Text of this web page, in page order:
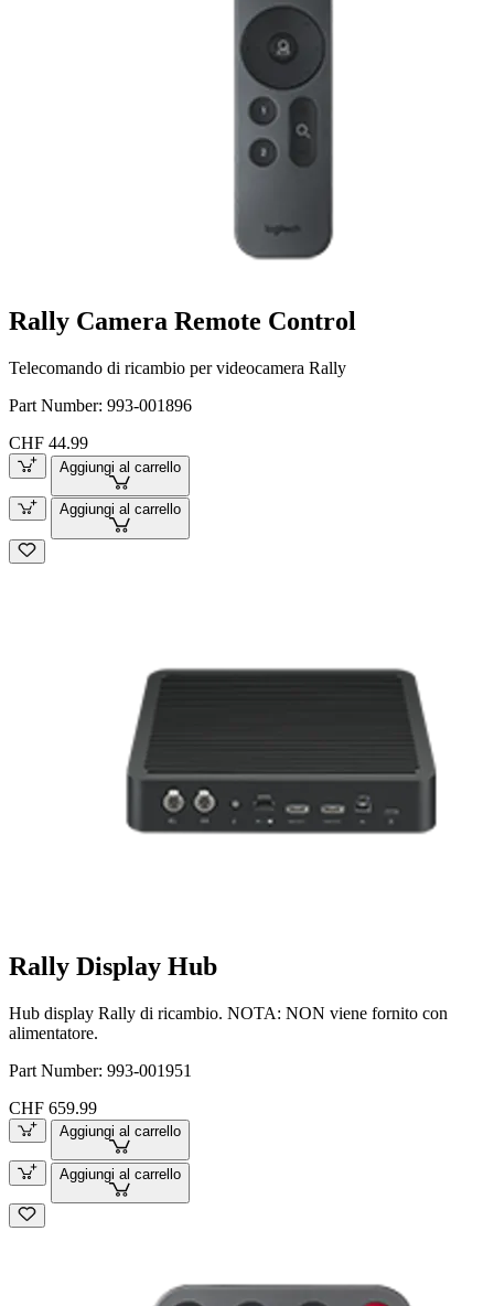
Rally Camera Remote Control
Telecomando di ricambio per videocamera Rally
Part Number: 993-001896
CHF 44.99
Aggiungi al carrello
Aggiungi al carrello
Rally Display Hub
Hub display Rally di ricambio. NOTA: NON viene fornito con
alimentatore.
Part Number: 993-001951
CHF 659.99
Aggiungi al carrello
Aggiungi al carrello